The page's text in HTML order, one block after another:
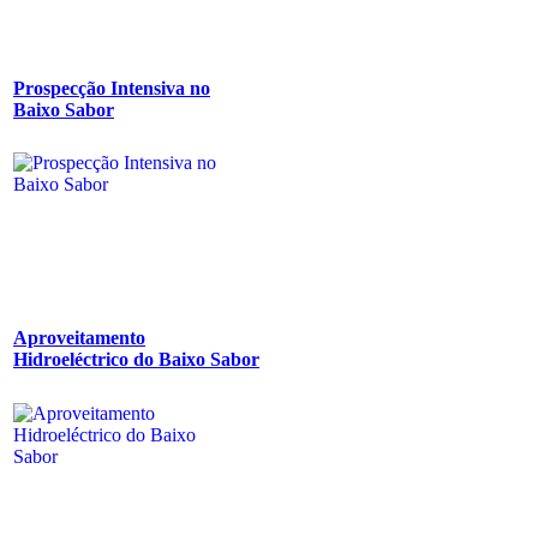
Prospecção Intensiva no
Baixo Sabor
Aproveitamento
Hidroeléctrico do Baixo Sabor